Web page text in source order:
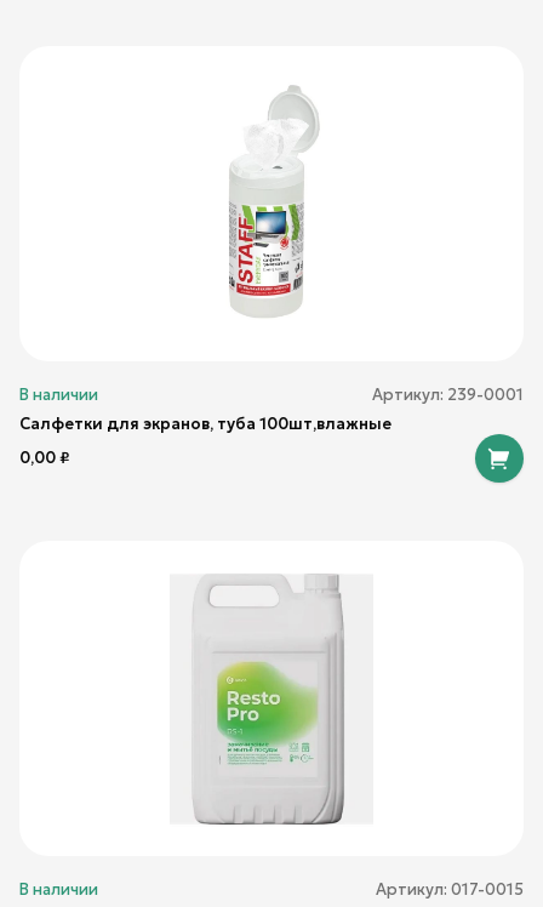
В наличии Артикул: 239-0001
Салфетки для экранов, туба 100шт,влажные
0,00₽
В наличии Артикул: 017-0015